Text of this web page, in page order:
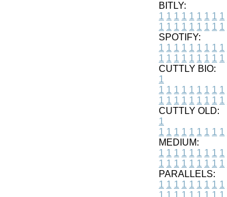
BITLY:
1 1 1 1 1 1 1 1 1
1 1 1 1 1 1 1 1 1
SPOTIFY:
1 1 1 1 1 1 1 1 1
1 1 1 1 1 1 1 1 1
CUTTLY BIO:
1
1 1 1 1 1 1 1 1 1
1 1 1 1 1 1 1 1 1
CUTTLY OLD:
1
1 1 1 1 1 1 1 1 1
MEDIUM:
1 1 1 1 1 1 1 1 1
1 1 1 1 1 1 1 1 1
PARALLELS:
1 1 1 1 1 1 1 1 1